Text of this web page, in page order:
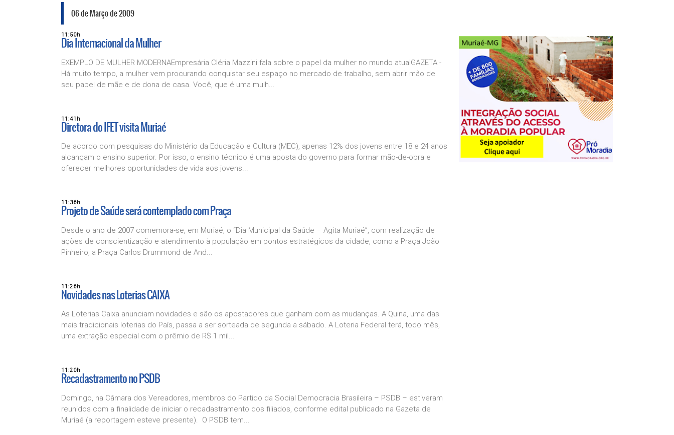
06 de Março de 2009
11:50h
Dia Internacional da Mulher
EXEMPLO DE MULHER MODERNAEmpresária Cléria Mazzini fala sobre o papel da mulher no mundo atualGAZETA -
Há muito tempo, a mulher vem procurando conquistar seu espaço no mercado de trabalho, sem abrir mão de
seu papel de mãe e de dona de casa. Você, que é uma mulh...
11:41h
Diretora do IFET visita Muriaé
De acordo com pesquisas do Ministério da Educação e Cultura (MEC), apenas 12% dos jovens entre 18 e 24 anos
alcançam o ensino superior. Por isso, o ensino técnico é uma aposta do governo para formar mão-de-obra e
oferecer melhores oportunidades de vida aos jovens...
11:36h
Projeto de Saúde será contemplado com Praça
Desde o ano de 2007 comemora-se, em Muriaé, o “Dia Municipal da Saúde – Agita Muriaé”, com realização de
ações de conscientização e atendimento à população em pontos estratégicos da cidade, como a Praça João
Pinheiro, a Praça Carlos Drummond de And...
11:26h
Novidades nas Loterias CAIXA
As Loterias Caixa anunciam novidades e são os apostadores que ganham com as mudanças. A Quina, uma das
mais tradicionais loterias do País, passa a ser sorteada de segunda a sábado. A Loteria Federal terá, todo mês,
uma extração especial com o prêmio de R$ 1 mil...
11:20h
Recadastramento no PSDB
Domingo, na Câmara dos Vereadores, membros do Partido da Social Democracia Brasileira – PSDB – estiveram
reunidos com a finalidade de iniciar o recadastramento dos filiados, conforme edital publicado na Gazeta de
Muriaé (a reportagem esteve presente). O PSDB tem...